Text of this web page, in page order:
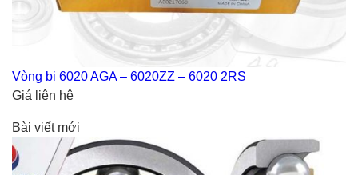
Vòng bi 6020 AGA – 6020ZZ – 6020 2RS
Giá liên hệ
Bài viết mới